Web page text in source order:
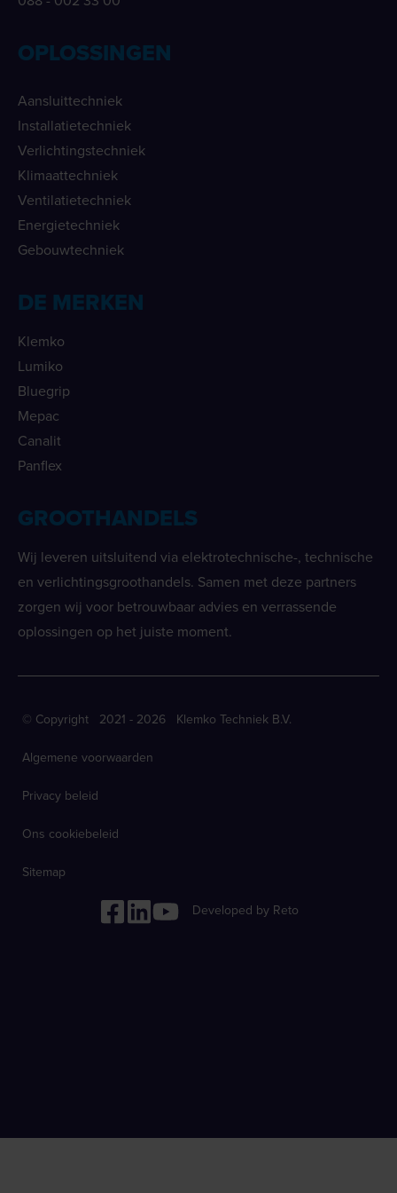
OPLOSSINGEN
Aansluittechniek
Installatietechniek
Verlichtingstechniek
Klimaattechniek
Ventilatietechniek
Energietechniek
Gebouwtechniek
DE MERKEN
Klemko
Lumiko
Bluegrip
Mepac
Canalit
Panflex
GROOTHANDELS
Wij leveren uitsluitend via elektrotechnische-, technische
en verlichtingsgroothandels. Samen met deze partners
zorgen wij voor betrouwbaar advies en verrassende
oplossingen op het juiste moment.
© Copyright 2021 - 2026 Klemko Techniek B.V.
Algemene voorwaarden
Privacy beleid
Ons cookiebeleid
Sitemap
Developed by Reto